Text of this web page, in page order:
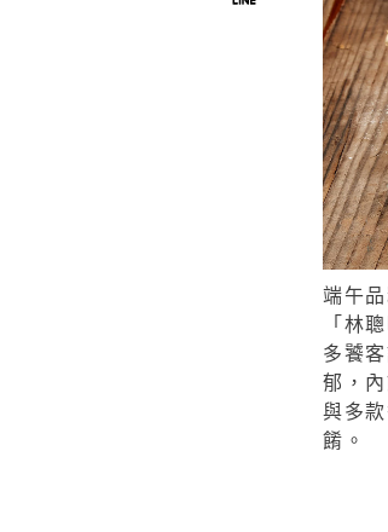
端午
「林
多饕
郁，
與多
餚。